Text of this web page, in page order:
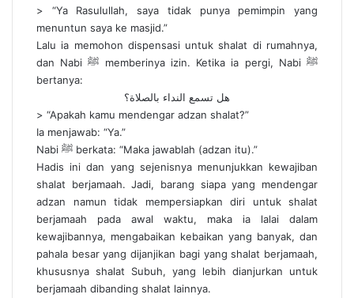
> “Ya Rasulullah, saya tidak punya pemimpin yang
menuntun saya ke masjid.”
Lalu ia memohon dispensasi untuk shalat di rumahnya,
dan Nabi ﷺ memberinya izin. Ketika ia pergi, Nabi ﷺ
bertanya:
هل تسمع النداء بالصلاة؟
> “Apakah kamu mendengar adzan shalat?”
Ia menjawab: “Ya.”
Nabi ﷺ berkata: “Maka jawablah (adzan itu).”
Hadis ini dan yang sejenisnya menunjukkan kewajiban
shalat berjamaah. Jadi, barang siapa yang mendengar
adzan namun tidak mempersiapkan diri untuk shalat
berjamaah pada awal waktu, maka ia lalai dalam
kewajibannya, mengabaikan kebaikan yang banyak, dan
pahala besar yang dijanjikan bagi yang shalat berjamaah,
khususnya shalat Subuh, yang lebih dianjurkan untuk
berjamaah dibanding shalat lainnya.